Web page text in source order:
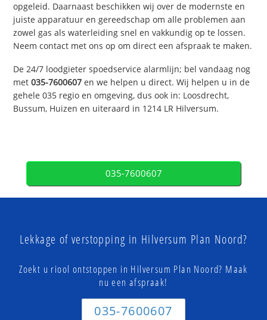
opgeleid. Daarnaast beschikken wij over de modernste en
juiste apparatuur en gereedschap om alle problemen aan
zowel gas als waterleiding snel en vakkundig op te lossen.
Neem contact met ons op om direct een afspraak te maken.
De 24/7 loodgieter spoedservice alarmlijn; bel vandaag nog
met035-7600607 en we helpen u direct. Wij helpen u in de
gehele 035 regio en omgeving, dus ook in: Loosdrecht,
Bussum, Huizen en uiteraard in 1214 LR Hilversum.
035-7600607
Lekkage of verstopping in Hilversum Plan Noord?
Zoekt u riool ontstoppen in Hilversum Plan Noord? Maak
nu een afspraak!
035-7600607